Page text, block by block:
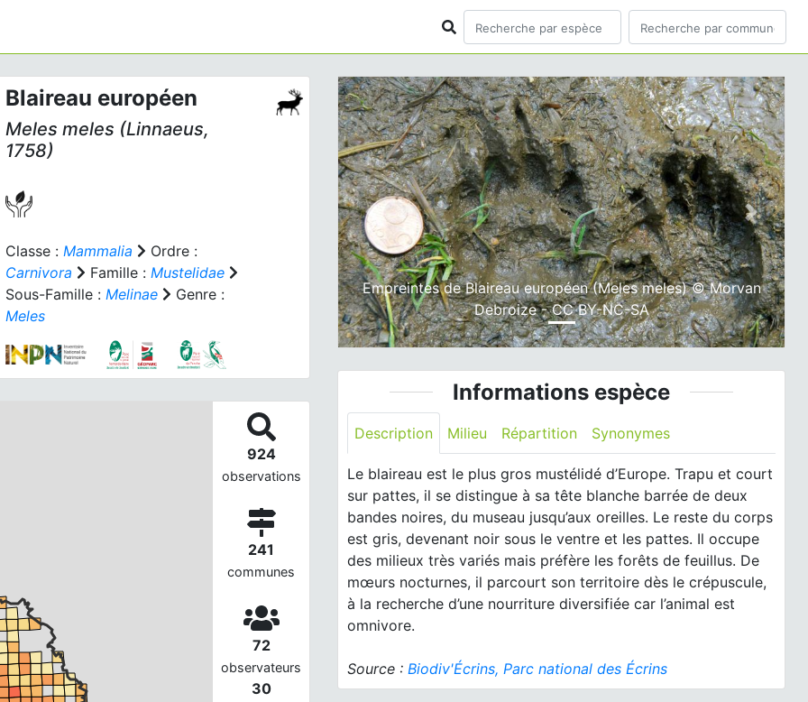
Blaireau européen
Meles meles (Linnaeus,
1758)
Classe : Mammalia
Ordre :
Carnivora
Famille : Mustelidae
Sous-Famille : Melinae
Genre :
Meles
924
observations
241
communes
72
observateurs
30
Empreintes de Blaireau européen (Meles meles) © Morvan
Debroize - CC BY-NC-SA
Previous Next
Informations espèce
Description Milieu Répartition Synonymes
Le blaireau est le plus gros mustélidé d’Europe. Trapu et court
sur pattes, il se distingue à sa tête blanche barrée de deux
bandes noires, du museau jusqu’aux oreilles. Le reste du corps
est gris, devenant noir sous le ventre et les pattes. Il occupe
des milieux très variés mais préfère les forêts de feuillus. De
mœurs nocturnes, il parcourt son territoire dès le crépuscule,
à la recherche d’une nourriture diversifiée car l’animal est
omnivore.
Source :Biodiv'Écrins, Parc national des Écrins